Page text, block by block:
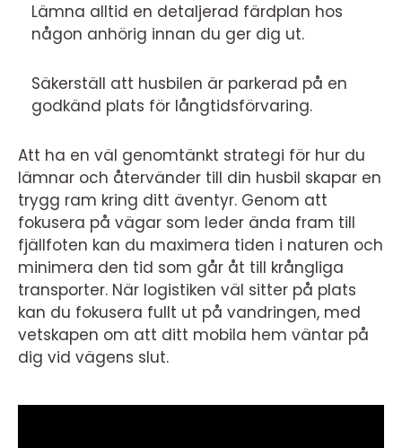
Lämna alltid en detaljerad färdplan hos
någon anhörig innan du ger dig ut.
Säkerställ att husbilen är parkerad på en
godkänd plats för långtidsförvaring.
Att ha en väl genomtänkt strategi för hur du
lämnar och återvänder till din husbil skapar en
trygg ram kring ditt äventyr. Genom att
fokusera på vägar som leder ända fram till
fjällfoten kan du maximera tiden i naturen och
minimera den tid som går åt till krångliga
transporter. När logistiken väl sitter på plats
kan du fokusera fullt ut på vandringen, med
vetskapen om att ditt mobila hem väntar på
dig vid vägens slut.